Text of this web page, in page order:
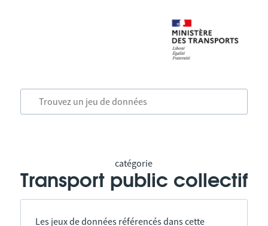
catégorie
Transport public collectif
Les jeux de données référencés dans cette